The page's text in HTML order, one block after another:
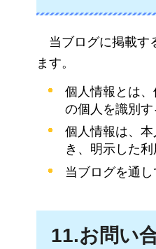
当ブログに掲載す
ます。
個人情報とは
の個人を識別す
個人情報は、
き、明示した
当ブログを通
11.お問い